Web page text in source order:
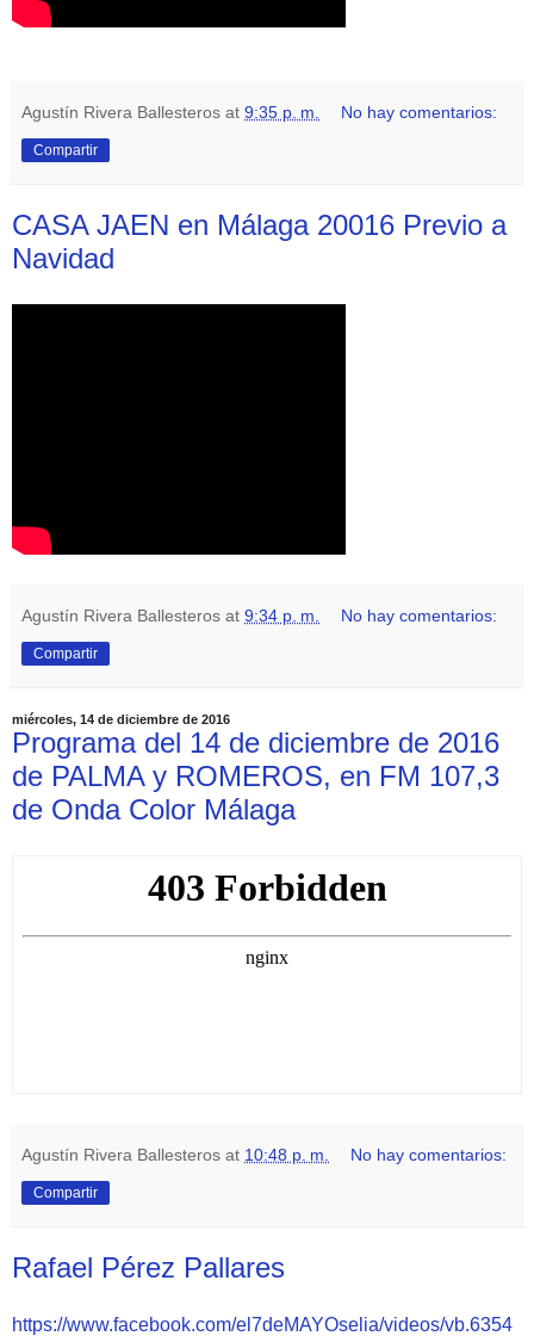
Agustín Rivera Ballesteros at 9:35 p. m. No hay comentarios:
Compartir
CASA JAEN en Málaga 20016 Previo a
Navidad
Agustín Rivera Ballesteros at 9:34 p. m. No hay comentarios:
Compartir
miércoles, 14 de diciembre de 2016
Programa del 14 de diciembre de 2016
de PALMA y ROMEROS, en FM 107,3
de Onda Color Málaga
Agustín Rivera Ballesteros at 10:48 p. m. No hay comentarios:
Compartir
Rafael Pérez Pallares
https://www.facebook.com/el7deMAYOselia/videos/vb.6354